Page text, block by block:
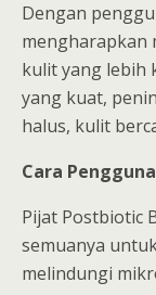
Dengan
mengharapkan
kulit yang lebih
yang kuat,
halus, kulit
Cara
Pijat Postbiotic
semuanya
melindungi